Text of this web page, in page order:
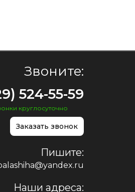
Звоните:
524-55-59
круглосуточно
Заказать звонок
Пишите:
Наши адреса: